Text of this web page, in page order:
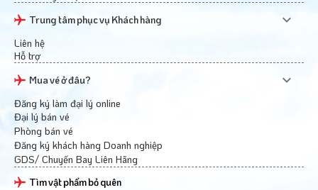
Trung tâm phục vụ Khách hàng
Liên hệ
Hỗ trợ
Mua vé ở đâu?
Đăng ký làm đại lý online
Đại lý bán vé
Phòng bán vé
Đăng ký khách hàng Doanh nghiệp
GDS/ Chuyến Bay Liên Hãng
Tìm vật phẩm bỏ quên